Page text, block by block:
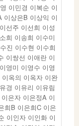
이민경 이복순 이
이상은B 이상익 이
선주 이선희 이성
희 이송희 이수미
진 이수현 이수희
이쌍선 이애란 이
영미 이영수 이영
옥의 이옥자 이완
경 이유리 이유림
은자 이은정A 이
희B 이은희C 이은
이인자 이인화 이